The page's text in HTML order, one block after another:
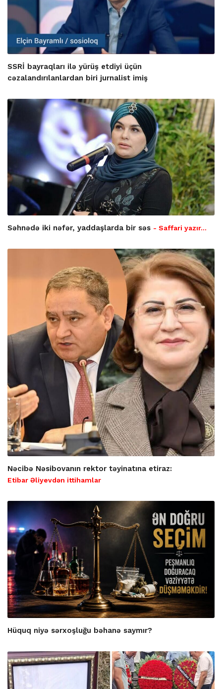
SSRİ bayraqları ilə yürüş etdiyi üçün
cəzalandırılanlardan biri jurnalist imiş
Səhnədə iki nəfər, yaddaşlarda bir səs - Saffari yazır…
Nəcibə Nəsibovanın rektor təyinatına etiraz:
Etibar Əliyevdən ittihamlar
Hüquq niyə sərxoşluğu bəhanə saymır?